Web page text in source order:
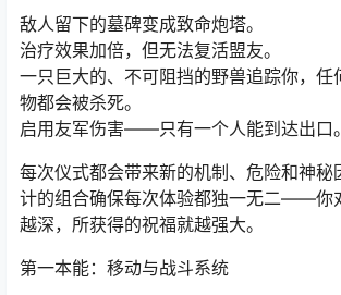
敌人留下的墓碑变成致命炮塔。
治疗效果加倍，但无法复活盟友。
一只巨大的、不可阻挡的野兽追踪你，任
物都会被杀死。
启用友军伤害——只有一个人能到达出口。
每次仪式都会带来新的机制、危险和神秘
计的组合确保每次体验都独一无二——你
越深，所获得的祝福就越强大。
第一本能：移动与战斗系统